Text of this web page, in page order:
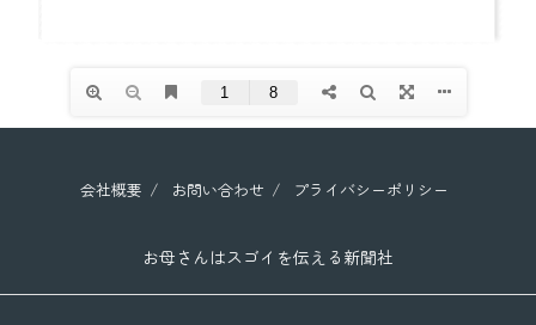
会社概要 お問い合わせ プライバシーポリシー
お母さんはスゴイを伝える新聞社